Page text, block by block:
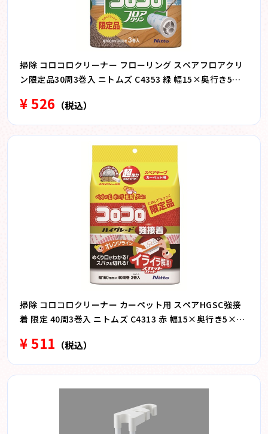
掃除 コロコロクリーナー フローリング スペアフロアクリ
ン限定品30周3巻入 ニトムズ C4353 緑 幅15×奥行き5×
¥ 526 （税込）
掃除 コロコロクリーナー カーペット用 スペアHGSC強接
着 限定 40周3巻入 ニトムズ C4313 赤 幅15×奥行き5×高
¥ 511 （税込）